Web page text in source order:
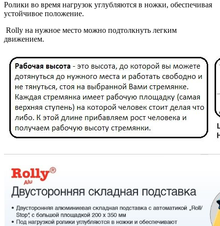
Ролики во время нагрузок углубляются в ножки, обеспечивая
устойчивое положение.
Rolly на нужное место можно подтолкнуть легким
движением.